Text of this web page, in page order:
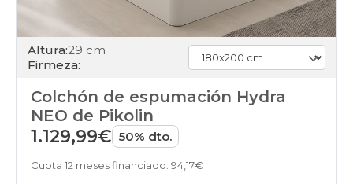
Altura:29 cm
Firmeza:
Colchón de espumación Hydra
NEO de Pikolin
1.129,99€ 50% dto.
Cuota 12 meses financiado: 94,17€